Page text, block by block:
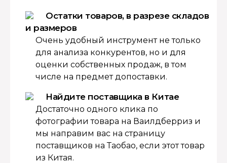
Остатки товаров, в разрезе складов
и размеров
Очень удобный инструмент не только
для анализа конкурентов, но и для
оценки собственных продаж, в том
числе на предмет допоставки.
Найдите поставщика в Китае
Достаточно одного клика по
фотографии товара на Ваилдберриз и
мы направим вас на страницу
поставщиков на Таобао, если этот товар
из Китая.